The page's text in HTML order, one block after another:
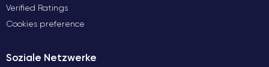
Verified Ratings
Cookies preference
Soziale Netzwerke